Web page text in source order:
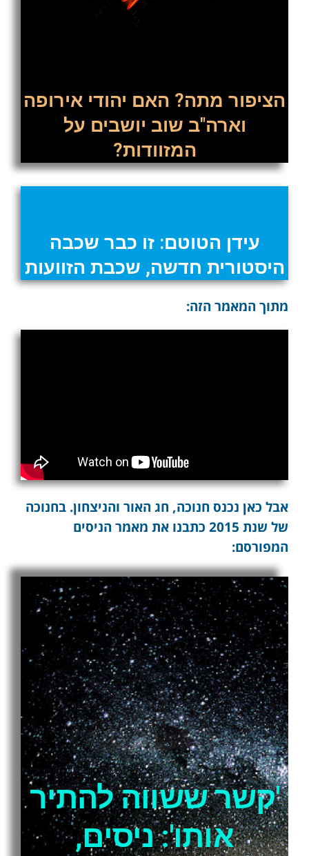
הציפור מתה? האם יהודי אירופה
וארה"ב שוב יושבים על
המזוודות?
עידן הטוטם: זו כבר שכבה
היסטורית חדשה, שכבת הזוועות
מתוך המאמר הזה:
אבל כאן נכנס חנוכה, חג האור והניצחון. בחנוכה
של שנת 2015 כתבנו את מאמר הניסים
המפורסם:
'קשר ששווה להתיר
אותו': ניסים,